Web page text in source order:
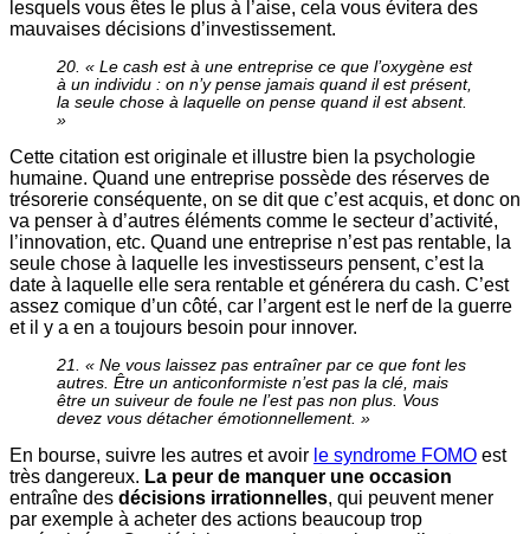
lesquels vous êtes le plus à l’aise, cela vous évitera des
mauvaises décisions d’investissement.
20. « Le cash est à une entreprise ce que l’oxygène est
à un individu : on n’y pense jamais quand il est présent,
la seule chose à laquelle on pense quand il est absent.
»
Cette citation est originale et illustre bien la psychologie
humaine. Quand une entreprise possède des réserves de
trésorerie conséquente, on se dit que c’est acquis, et donc on
va penser à d’autres éléments comme le secteur d’activité,
l’innovation, etc. Quand une entreprise n’est pas rentable, la
seule chose à laquelle les investisseurs pensent, c’est la
date à laquelle elle sera rentable et générera du cash. C’est
assez comique d’un côté, car l’argent est le nerf de la guerre
et il y a en a toujours besoin pour innover.
21. « Ne vous laissez pas entraîner par ce que font les
autres. Être un anticonformiste n’est pas la clé, mais
être un suiveur de foule ne l’est pas non plus. Vous
devez vous détacher émotionnellement. »
En bourse, suivre les autres et avoir le syndrome FOMO est
très dangereux. La peur de manquer une occasion
entraîne des décisions irrationnelles, qui peuvent mener
par exemple à acheter des actions beaucoup trop